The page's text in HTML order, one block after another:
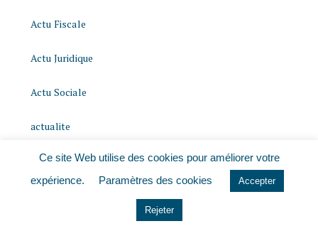
Actu Fiscale
Actu Juridique
Actu Sociale
actualite
histoire
Ce site Web utilise des cookies pour améliorer votre
expérience.
Paramètres des cookies Accepter
Rejeter